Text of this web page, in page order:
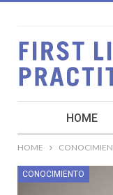
HOME
HOME
CONOCIMIENTO